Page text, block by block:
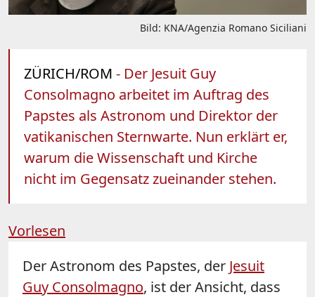
Bild: KNA/Agenzia Romano Siciliani
ZÜRICH/ROM - Der Jesuit Guy
Consolmagno arbeitet im Auftrag des
Papstes als Astronom und Direktor der
vatikanischen Sternwarte. Nun erklärt er,
warum die Wissenschaft und Kirche
nicht im Gegensatz zueinander stehen.
Vorlesen
Der Astronom des Papstes, der Jesuit
Guy Consolmagno, ist der Ansicht, dass